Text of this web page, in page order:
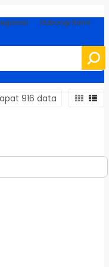
Hubungi Kami
916 data